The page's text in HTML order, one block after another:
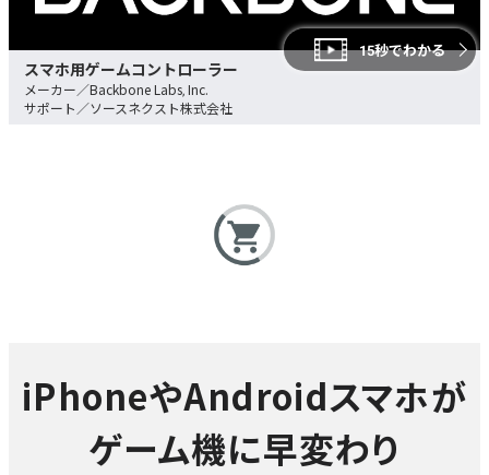
15秒でわかる
スマホ用ゲームコントローラー
Backbone Labs, Inc.
ソースネクスト株式会社
iPhoneやAndroidスマホが
ゲーム機に早変わり